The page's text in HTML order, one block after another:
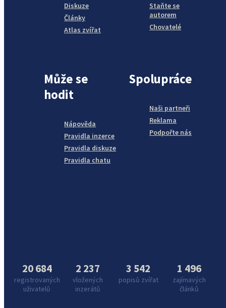
Diskuze
Články
Atlas zvířat
Staňte se
autorem
Chovatelé
Může se
hodit
Nápověda
Pravidla inzerce
Pravidla diskuze
Pravidla chatu
Spolupráce
Naši partneři
Reklama
Podpořte nás
20 684
registrovaných
uživatelů
2 237
vložených
inzerátů
3 542
popisů zvířat
1 496
zajímavých
článků